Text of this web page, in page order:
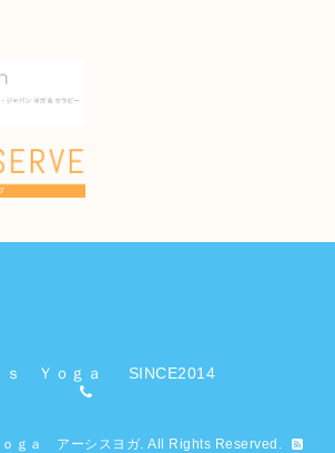
ｓ Ｙｏｇａ SINCE2014
ｇａ アーシスヨガ . All Rights Reserved.